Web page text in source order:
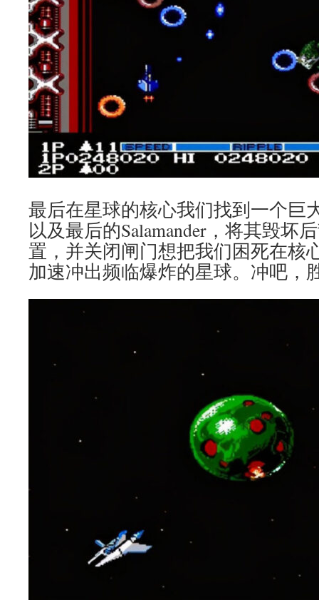
最后在星球的核心我们找到一个巨
以及最后的Salamander，将其毁坏
置，并关闭闸门想把我们困死在核
加速冲出频临爆炸的星球。冲吧，